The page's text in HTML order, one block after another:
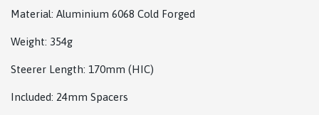
Material: Aluminium 6068 Cold Forged
Weight: 354g
Steerer Length: 170mm (HIC)
Included: 24mm Spacers